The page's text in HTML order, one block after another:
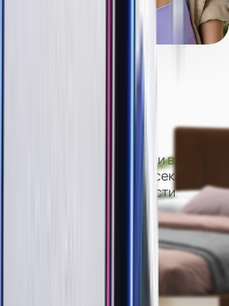
так, что в студии вы
от всех, не пересекаясь
Это позволит вам вести
раскрепощенно и спокойно,
и оставаться анонимной.
поддержки могут работать
так и полностью удалённо.